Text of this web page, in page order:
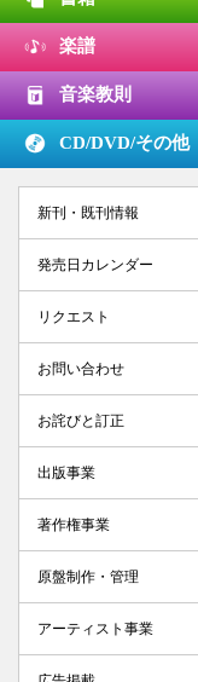
楽譜
音楽教則
CD/DVD/その他
新刊・既刊情報
発売日カレンダー
リクエスト
お問い合わせ
お詫びと訂正
出版事業
著作権事業
原盤制作・管理
アーティスト事業